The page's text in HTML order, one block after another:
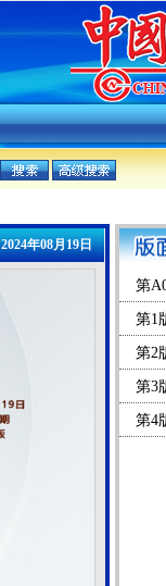
2024年08月19日
第
第1
第2
第3
第4